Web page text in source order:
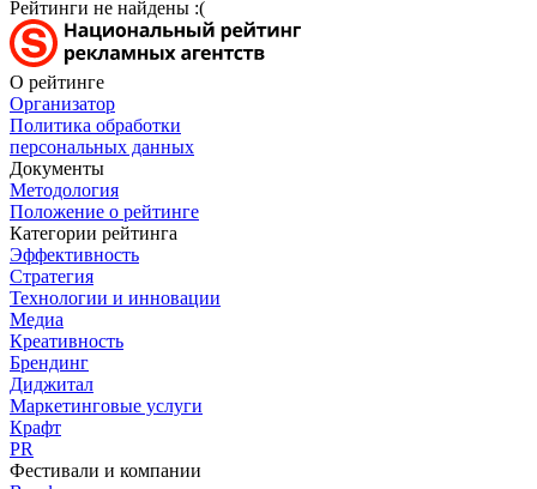
Рейтинги не найдены :(
О рейтинге
Организатор
Политика обработки
персональных данных
Документы
Методология
Положение о рейтинге
Категории рейтинга
Эффективность
Стратегия
Технологии и инновации
Медиа
Креативность
Брендинг
Диджитал
Маркетинговые услуги
Крафт
PR
Фестивали и компании